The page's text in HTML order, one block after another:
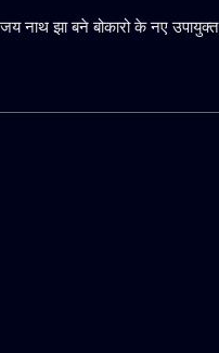
नाथ झा बने बोकारो के नए उपायुक्त